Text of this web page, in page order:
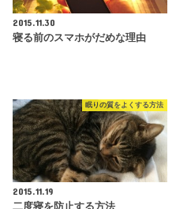
2015.11.30
寝る前のスマホがだめな理由
眠りの質をよくする方法
2015.11.19
二度寝を防止する方法